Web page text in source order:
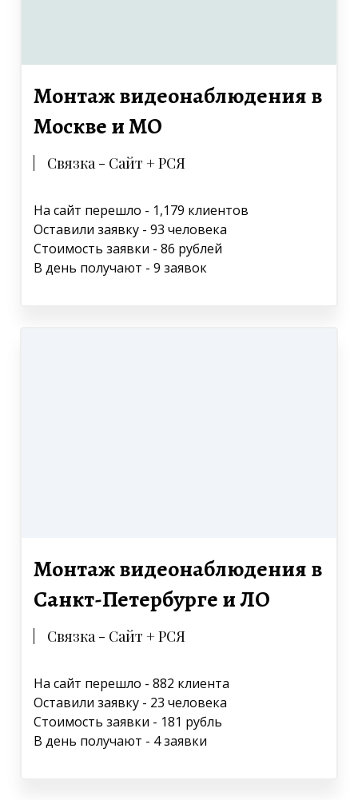
Монтаж видеонаблюдения в
Москве и МО
Связка - Сайт + РСЯ
На сайт перешло - 1,179 клиентов
Оставили заявку - 93 человека
Стоимость заявки - 86 рублей
В день получают - 9 заявок
Монтаж видеонаблюдения в
Санкт-Петербурге и ЛО
Связка - Сайт + РСЯ
На сайт перешло - 882 клиента
Оставили заявку - 23 человека
Стоимость заявки - 181 рубль
В день получают - 4 заявки